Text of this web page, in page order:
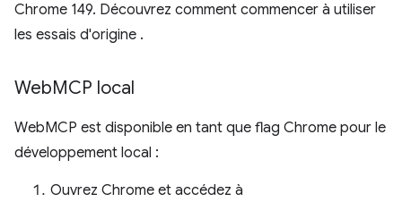
Chrome 149. Découvrez comment commencer à utiliser
les essais d'origine .
WebMCP local
WebMCP est disponible en tant que flag Chrome pour le
développement local :
Ouvrez Chrome et accédez à